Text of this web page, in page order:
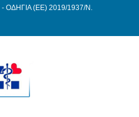
ΟΔΗΓΙΑ (ΕΕ) 2019/1937/Ν.